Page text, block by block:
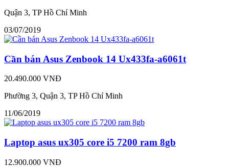
Quận 3, TP Hồ Chí Minh
03/07/2019
Cần bán Asus Zenbook 14 Ux433fa-a6061t
20.490.000 VNĐ
Phường 3, Quận 3, TP Hồ Chí Minh
11/06/2019
Laptop asus ux305 core i5 7200 ram 8gb
12.900.000 VNĐ